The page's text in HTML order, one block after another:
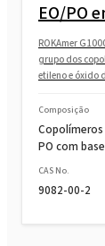
EO/PO
ROKAmer
grupo dos
etileno e óxido
Composição
PO com
CAS No.
9082-00-2